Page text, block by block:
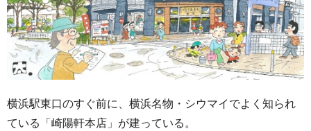
横浜駅東口のすぐ前に、横浜名物・シウマイでよく知られ
ている「崎陽軒本店」が建っている。